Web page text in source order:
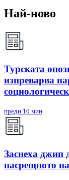
Най-ново
Турската
изпреварва
преди 10 мин
Заснеха джип
насрещното